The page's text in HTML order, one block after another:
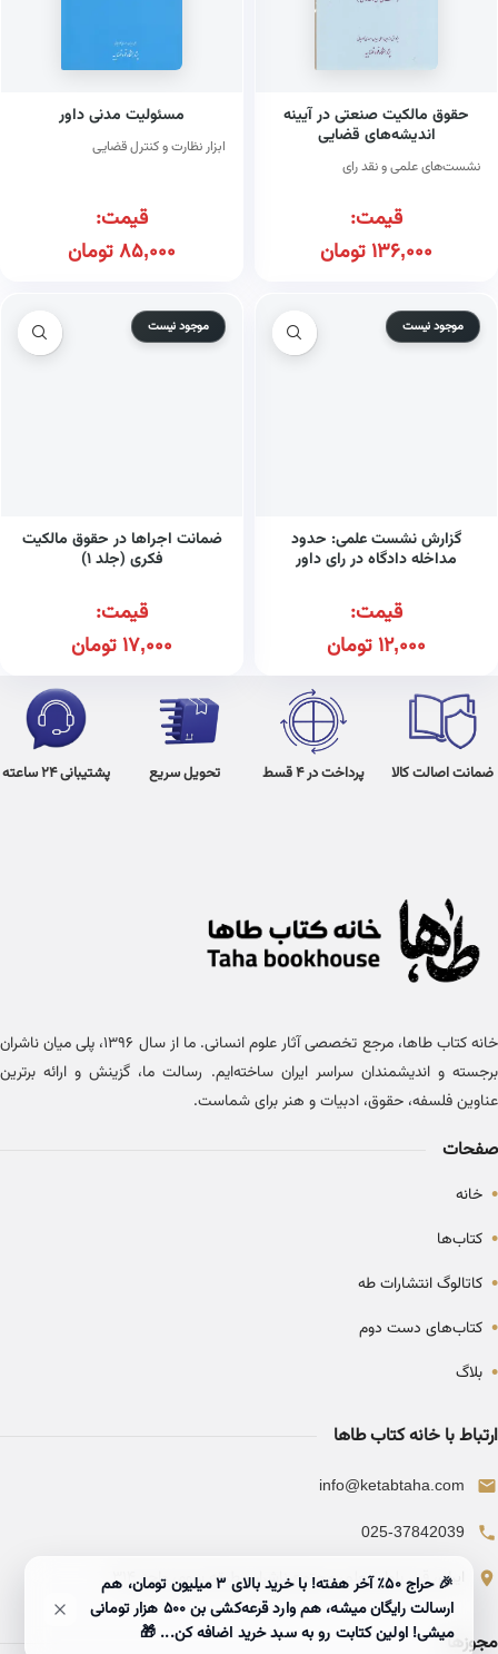
حقوق مالکیت صنعتی در آیینه
اندیشه‌های قضایی
نشست‌های علمی و نقد رای
قیمت:
136,000تومان
مسئولیت مدنی داور
ابزار نظارت و کنترل قضایی
قیمت:
85,000تومان
موجود نیست
گزارش نشست علمی: حدود
مداخله دادگاه در رای داور
قیمت:
12,000تومان
موجود نیست
ضمانت اجراها در حقوق مالکیت
فکری (جلد ۱)
قیمت:
17,000تومان
ضمانت اصالت کالا پرداخت در 4 قسط تحویل سریع پشتیبانی 24 ساعته
خانه کتاب طاها، مرجع تخصصی آثار علوم انسانی. ما از سال ۱۳۹۶، پلی میان ناشران
برجسته و اندیشمندان سراسر ایران ساخته‌ایم. رسالت ما، گزینش و ارائه برترین
عناوین فلسفه، حقوق، ادبیات و هنر برای شماست.
صفحات
• خانه
• کتاب‌ها
• کاتالوگ انتشارات طه
• کتاب‌های دست دوم
• بلاگ
ارتباط با خانه کتاب طاها
info@ketabtaha.com
025-37842039
ایران، قم، بلوار معلم، مجتمع ناشران، طبقه سوم، واحد ۳۱۴
مجوزها
🎉 حراج ۵۰٪ آخر هفته! با خرید بالای 3 میلیون تومان، هم
ارسالت رایگان میشه، هم وارد قرعه‌کشی بن ۵۰۰ هزار تومانی
میشی! اولین کتابت رو به سبد خرید اضافه کن... 🎁